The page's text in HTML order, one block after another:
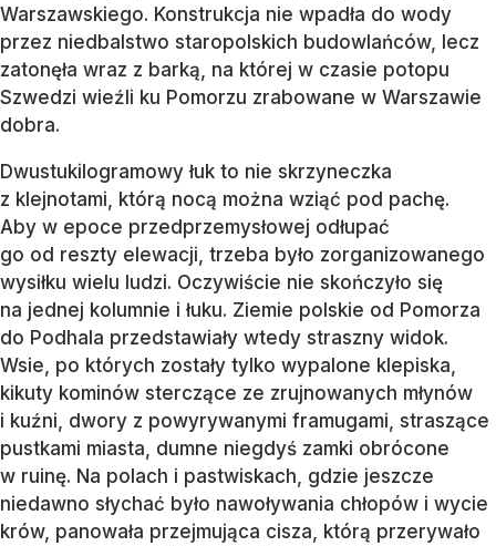
Warszawskiego. Konstrukcja nie wpadła do wody
przez niedbalstwo staropolskich budowlańców, lecz
zatonęła wraz z barką, na której w czasie potopu
Szwedzi wieźli ku Pomorzu zrabowane w Warszawie
dobra.
Dwustukilogramowy łuk to nie skrzyneczka
z klejnotami, którą nocą można wziąć pod pachę.
Aby w epoce przedprzemysłowej odłupać
go od reszty elewacji, trzeba było zorganizowanego
wysiłku wielu ludzi. Oczywiście nie skończyło się
na jednej kolumnie i łuku. Ziemie polskie od Pomorza
do Podhala przedstawiały wtedy straszny widok.
Wsie, po których zostały tylko wypalone klepiska,
kikuty kominów sterczące ze zrujnowanych młynów
i kuźni, dwory z powyrywanymi framugami, straszące
pustkami miasta, dumne niegdyś zamki obrócone
w ruinę. Na polach i pastwiskach, gdzie jeszcze
niedawno słychać było nawoływania chłopów i wycie
krów, panowała przejmująca cisza, którą przerywało